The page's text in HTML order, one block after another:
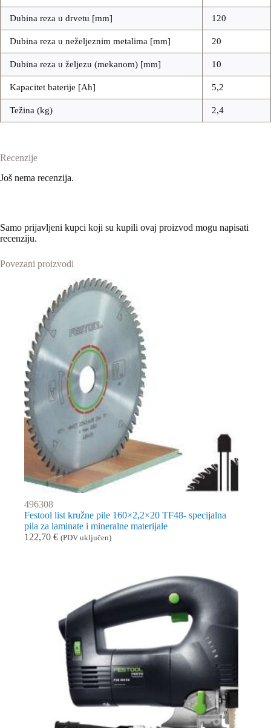
Dubina reza u drvetu [mm] 120
Dubina reza u neželjeznim metalima [mm] 20
Dubina reza u željezu (mekanom) [mm] 10
Kapacitet baterije [Ah] 5,2
Težina (kg) 2,4
Recenzije
Još nema recenzija.
Samo prijavljeni kupci koji su kupili ovaj proizvod mogu napisati
recenziju.
Povezani proizvodi
496308
Festool list kružne pile 160×2,2×20 TF48- specijalna
pila za laminate i mineralne materijale
122,70 € (PDV uključen)